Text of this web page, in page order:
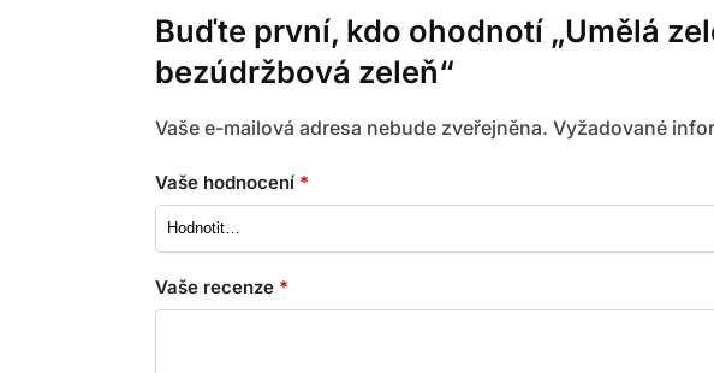
Buďte první, kdo ohodnotí „Umělá
bezúdržbová zeleň“
Vaše e-mailová adresa nebude zveřejněna. Vyžadované
Vaše hodnocení *
Vaše recenze *